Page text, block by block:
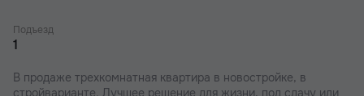
Подъезд
1
В продаже трехкомнатная квартира в новостройке, в
стройварианте. Лучшее решение для жизни, под сдачу или